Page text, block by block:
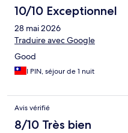
10/10 Exceptionnel
28 mai 2026
Traduire avec Google
Good
I PIN, séjour de 1 nuit
Avis vérifié
8/10 Très bien